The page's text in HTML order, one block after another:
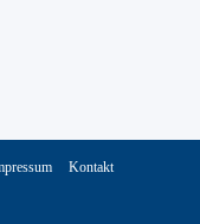
Kontakt